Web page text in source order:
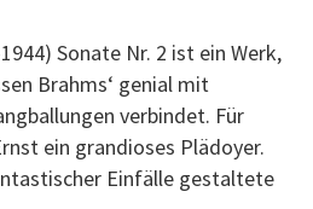
Sonate Nr. 2 ist ein Werk,
Brahms‘ genial mit
verbindet. Für
ein grandioses Plädoyer.
Einfälle gestaltete